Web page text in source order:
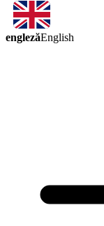
englezăEnglish